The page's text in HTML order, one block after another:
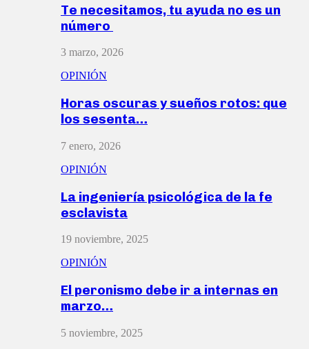
Te necesitamos, tu ayuda no es un
número
3 marzo, 2026
OPINIÓN
Horas oscuras y sueños rotos: que
los sesenta…
7 enero, 2026
OPINIÓN
La ingeniería psicológica de la fe
esclavista
19 noviembre, 2025
OPINIÓN
El peronismo debe ir a internas en
marzo…
5 noviembre, 2025